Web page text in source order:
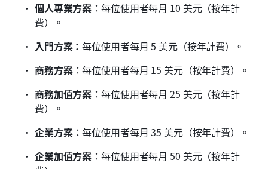
個人專業方案 ：每位使用者每月 10 美元（按年計
費）。
入門方案：每位使用者每月 5 美元（按年計費）。
商務方案：每位使用者每月 15 美元（按年計費）。
商務加值方案 ：每位使用者每月 25 美元（按年計
費）。
企業方案：每位使用者每月 35 美元（按年計費）。
企業加值方案 ：每位使用者每月 50 美元（按年計